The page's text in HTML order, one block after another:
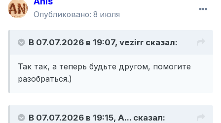
Опубликовано: 8 июля
В 07.07.2026 в 19:07, vezirr сказал:
Так так, а теперь будьте другом, помогите
разобраться.)
В 07.07.2026 в 19:15, A... сказал: